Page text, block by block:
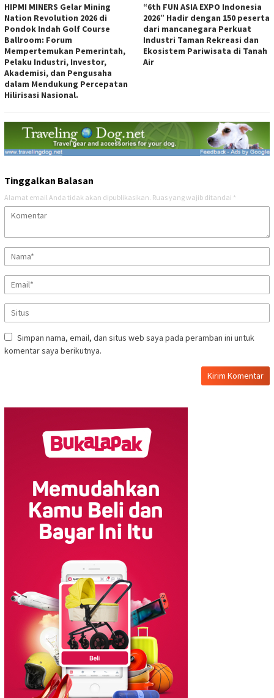
HIPMI MINERS Gelar Mining
Nation Revolution 2026 di
Pondok Indah Golf Course
Ballroom: Forum
Mempertemukan Pemerintah,
Pelaku Industri, Investor,
Akademisi, dan Pengusaha
dalam Mendukung Percepatan
Hilirisasi Nasional.
“6th FUN ASIA EXPO Indonesia
2026” Hadir dengan 150 peserta
dari mancanegara Perkuat
Industri Taman Rekreasi dan
Ekosistem Pariwisata di Tanah
Air
Tinggalkan Balasan
Alamat email Anda tidak akan dipublikasikan. Ruas yang wajib ditandai *
Simpan nama, email, dan situs web saya pada peramban ini untuk
komentar saya berikutnya.